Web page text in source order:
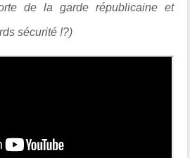
de la garde républicaine et
sécurité !?)